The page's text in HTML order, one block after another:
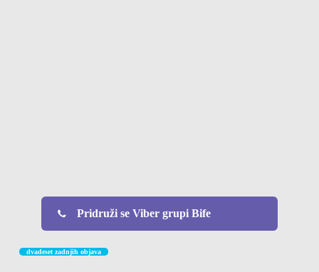
Pridruži se Viber grupi Bife
dvadeset zadnjih objava